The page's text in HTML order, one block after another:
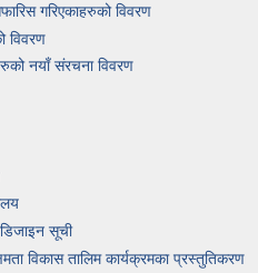
गरिएकाहरुको विवरण
विवरण
नयाँ संरचना विवरण
डिजाइन सूची
विकास तालिम कार्यक्रमका प्रस्तुतिकरण